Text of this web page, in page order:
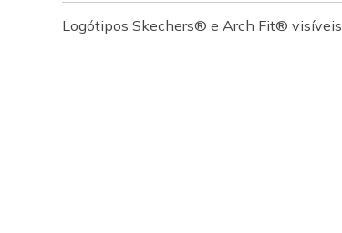
Logótipos Skechers® e Arch Fit® visíveis